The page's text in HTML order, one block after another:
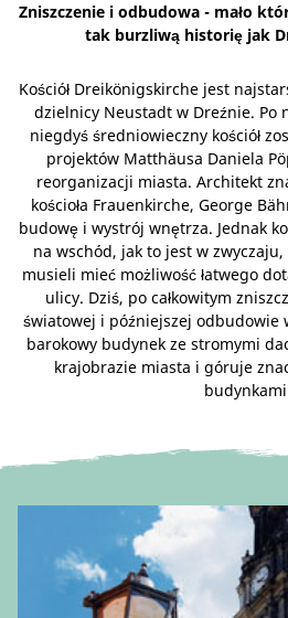
Zniszczenie i odbudowa - mało
tak burzliwą historię jak
Kościół Dreikönigskirche jest
dzielnicy Neustadt w Dreźnie. Po
niegdyś średniowieczny kościół
projektów Matthäusa Daniela
reorganizacji miasta. Architekt
kościoła Frauenkirche, George
budowę i wystrój wnętrza. Jednak
na wschód, jak to jest w
musieli mieć możliwość łatwego
ulicy. Dziś, po całkowitym
światowej i późniejszej odbudowie
barokowy budynek ze stromymi
krajobrazie miasta i góruje